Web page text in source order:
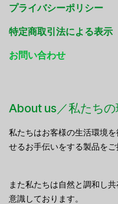
プライバシーポリシー
特定商取引法による表示
お問い合わせ
About us／私たちの
私たちはお客様の生活環境
せるお手伝いをする製品をご
また私たちは自然と調和し
意識しております。